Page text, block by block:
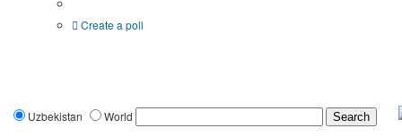
Create a poll
Uzbekistan World